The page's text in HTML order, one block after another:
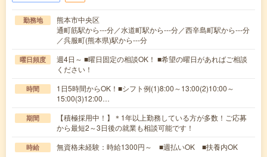
勤務地
熊本市中央区
通町筋駅から---分／水道町駅から---分／西辛島町駅から---分
／呉服町(熊本県)駅から---分
曜日頻度
週4日～ ■曜日固定の相談OK！ ■希望の曜日があればご相談
ください！
時間
1日5時間からOK！■シフト例(1)8:00～13:00(2)10:00～
15:00(3)12:00…
期間
【積極採用中！】＊1年以上勤務している方が多数！ご応募
から最短2～3日後の就業も相談可能です！
時給 無資格未経験：時給1300円～ ■週払いOK ■扶養内OK